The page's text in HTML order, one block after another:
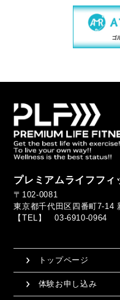
プレミアムライフフィ
〒102-0081
東京都千代田区四番町7-14
【TEL】 03-6910-0964
トップページ
体験お申し込み